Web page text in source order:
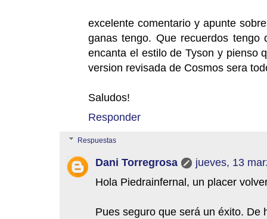
excelente comentario y apunte
ganas tengo. Que recuerdos tengo
encanta el estilo de Tyson y pienso
version revisada de Cosmos sera
Saludos!
Responder
Respuestas
Dani Torregrosa
jueves, 13
Hola Piedrainfernal, un placer
Pues seguro que será un éxito. De